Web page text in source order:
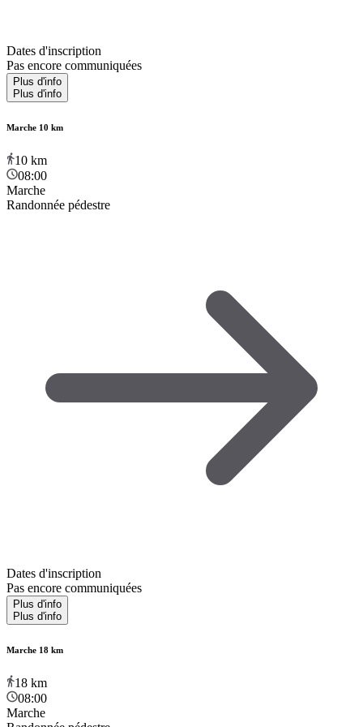
Dates d'inscription
Pas encore communiquées
Plus d'info
Plus d'info
Marche 10 km
10 km
08:00
Marche
Randonnée pédestre
Dates d'inscription
Pas encore communiquées
Plus d'info
Plus d'info
Marche 18 km
18 km
08:00
Marche